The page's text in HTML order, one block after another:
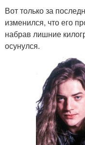
Вот только за
изменился, что его
набрав лишние
осунулся.